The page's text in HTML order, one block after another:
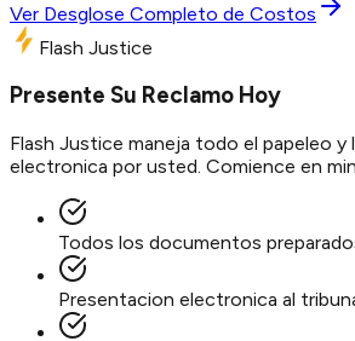
Ver Desglose Completo de Costos
Flash Justice
Presente Su Reclamo Hoy
Flash Justice maneja todo el papeleo y
electronica por usted. Comience en
Todos los documentos
Presentacion electronica al